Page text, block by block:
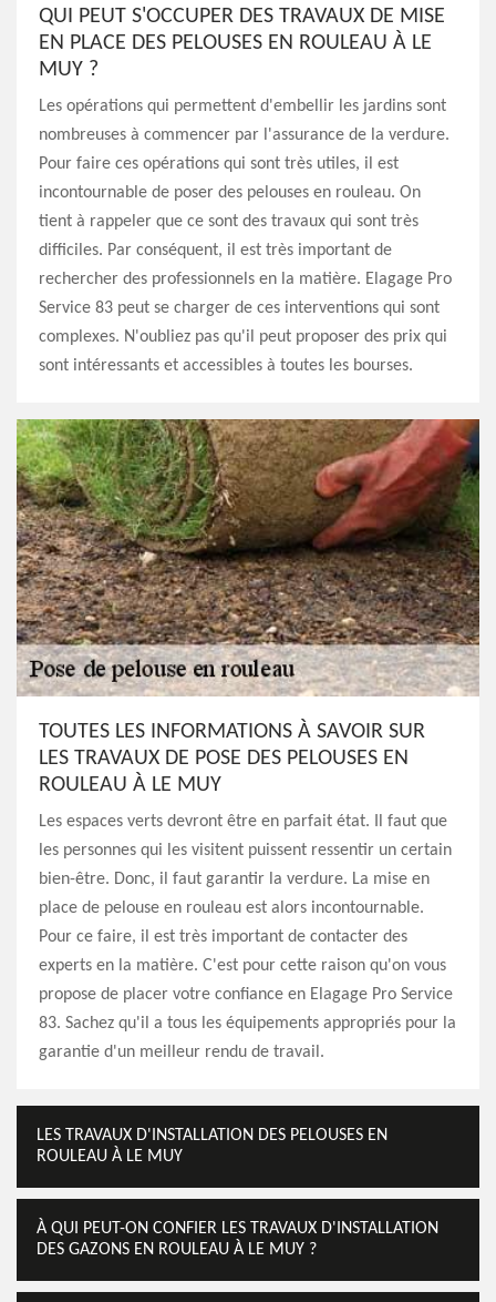
QUI PEUT S'OCCUPER DES TRAVAUX DE MISE
EN PLACE DES PELOUSES EN ROULEAU À LE
MUY ?
Les opérations qui permettent d'embellir les jardins sont
nombreuses à commencer par l'assurance de la verdure.
Pour faire ces opérations qui sont très utiles, il est
incontournable de poser des pelouses en rouleau. On
tient à rappeler que ce sont des travaux qui sont très
difficiles. Par conséquent, il est très important de
rechercher des professionnels en la matière. Elagage Pro
Service 83 peut se charger de ces interventions qui sont
complexes. N'oubliez pas qu'il peut proposer des prix qui
sont intéressants et accessibles à toutes les bourses.
TOUTES LES INFORMATIONS À SAVOIR SUR
LES TRAVAUX DE POSE DES PELOUSES EN
ROULEAU À LE MUY
Les espaces verts devront être en parfait état. Il faut que
les personnes qui les visitent puissent ressentir un certain
bien-être. Donc, il faut garantir la verdure. La mise en
place de pelouse en rouleau est alors incontournable.
Pour ce faire, il est très important de contacter des
experts en la matière. C'est pour cette raison qu'on vous
propose de placer votre confiance en Elagage Pro Service
83. Sachez qu'il a tous les équipements appropriés pour la
garantie d'un meilleur rendu de travail.
LES TRAVAUX D'INSTALLATION DES PELOUSES EN
ROULEAU À LE MUY
À QUI PEUT-ON CONFIER LES TRAVAUX D'INSTALLATION
DES GAZONS EN ROULEAU À LE MUY ?